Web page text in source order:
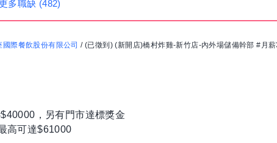
多職缺 (482)
國際餐飲股份有限公司 /(已徵到) (新開店)橋村炸雞-新竹店-內外場儲備幹部 #月
，另有門市達標獎金
高可達$61000